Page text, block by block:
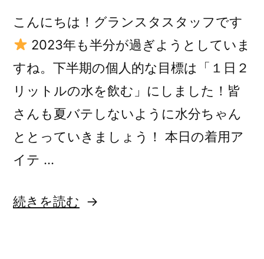
こんにちは！グランスタスタッフです
2023年も半分が過ぎようとしていま
すね。下半期の個人的な目標は「１日２
リットルの水を飲む」にしました！皆
さんも夏バテしないように水分ちゃん
ととっていきましょう！ 本日の着用ア
イテ …
“前
続きを読む